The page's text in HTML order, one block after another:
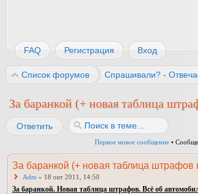
FAQ Регистрация Вход
Список форумов Спрашивали? -
За баранкой (+ новая таблица
Ответить
Первое новое сообщение •
За баранкой (+ новая таблица штрафов
Adm » 18 окт 2011, 14:50
За баранкой. Новая таблица штрафов. Всё об